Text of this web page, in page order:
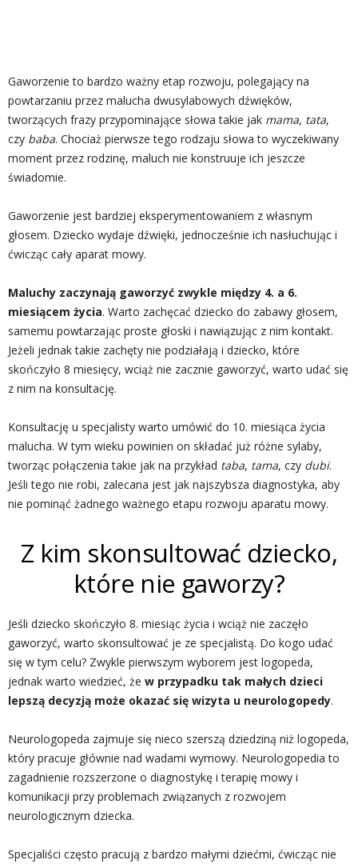
Gaworzenie to bardzo ważny etap rozwoju, polegający na
powtarzaniu przez malucha dwusylabowych dźwięków,
tworzących frazy przypominające słowa takie jak mama, tata,
czy baba. Chociaż pierwsze tego rodzaju słowa to wyczekiwany
moment przez rodzinę, maluch nie konstruuje ich jeszcze
świadomie.
Gaworzenie jest bardziej eksperymentowaniem z własnym
głosem. Dziecko wydaje dźwięki, jednocześnie ich nasłuchując i
ćwicząc cały aparat mowy.
Maluchy zaczynają gaworzyć zwykle między 4. a 6.
miesiącem życia. Warto zachęcać dziecko do zabawy głosem,
samemu powtarzając proste głoski i nawiązując z nim kontakt.
Jeżeli jednak takie zachęty nie podziałają i dziecko, które
skończyło 8 miesięcy, wciąż nie zacznie gaworzyć, warto udać się
z nim na konsultację.
Konsultację u specjalisty warto umówić do 10. miesiąca życia
malucha. W tym wieku powinien on składać już różne sylaby,
tworząc połączenia takie jak na przykład taba, tama, czy dubi.
Jeśli tego nie robi, zalecana jest jak najszybsza diagnostyka, aby
nie pominąć żadnego ważnego etapu rozwoju aparatu mowy.
Z kim skonsultować dziecko,
które nie gaworzy?
Jeśli dziecko skończyło 8. miesiąc życia i wciąż nie zaczęło
gaworzyć, warto skonsultować je ze specjalistą. Do kogo udać
się w tym celu? Zwykle pierwszym wyborem jest logopeda,
jednak warto wiedzieć, że w przypadku tak małych dzieci
lepszą decyzją może okazać się wizyta u neurologopedy.
Neurologopeda zajmuje się nieco szerszą dziedziną niż logopeda,
który pracuje głównie nad wadami wymowy. Neurologopedia to
zagadnienie rozszerzone o diagnostykę i terapię mowy i
komunikacji przy problemach związanych z rozwojem
neurologicznym dziecka.
Specjaliści często pracują z bardzo małymi dziećmi, ćwicząc nie